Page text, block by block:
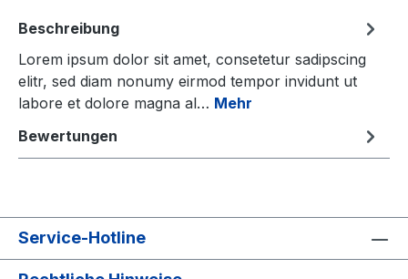
Beschreibung
Lorem ipsum dolor sit amet, consetetur sadipscing
elitr, sed diam nonumy eirmod tempor invidunt ut
labore et dolore magna al… Mehr
Bewertungen
Service-Hotline